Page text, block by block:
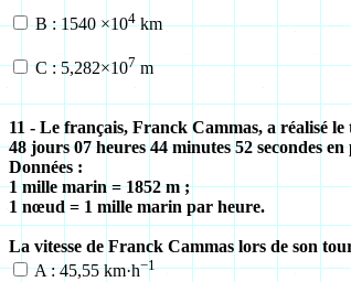
B : 1540 ×104km
C : 5,282×107m
11 - Le français, Franck Cammas, a réalisé le
48 jours 07 heures 44 minutes 52 secondes
Données :
1 mille marin = 1852 m ;
1 nœud = 1 mille marin par heure.
La vitesse de Franck Cammas lors de son
A : 45,55 km·h−1